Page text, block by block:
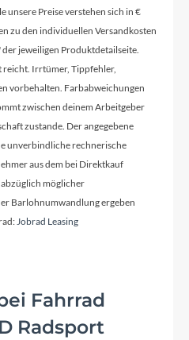
Display Pro
Lenker
30°
unsere Preise verstehen sich in €
zu den individuellen Versandkosten
jeweiligen Produktdetailseite.
reicht. Irrtümer, Tippfehler,
vorbehalten. Farbabweichungen
zwischen deinem Arbeitgeber
zustande. Der angegebene
unverbindliche rechnerische
aus dem bei Direktkauf
möglicher
Barlohnumwandlung ergeben
Jobrad Leasing
Fahrrad
Radsport